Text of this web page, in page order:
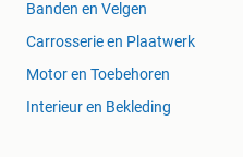
Banden en Velgen
Carrosserie en Plaatwerk
Motor en Toebehoren
Interieur en Bekleding